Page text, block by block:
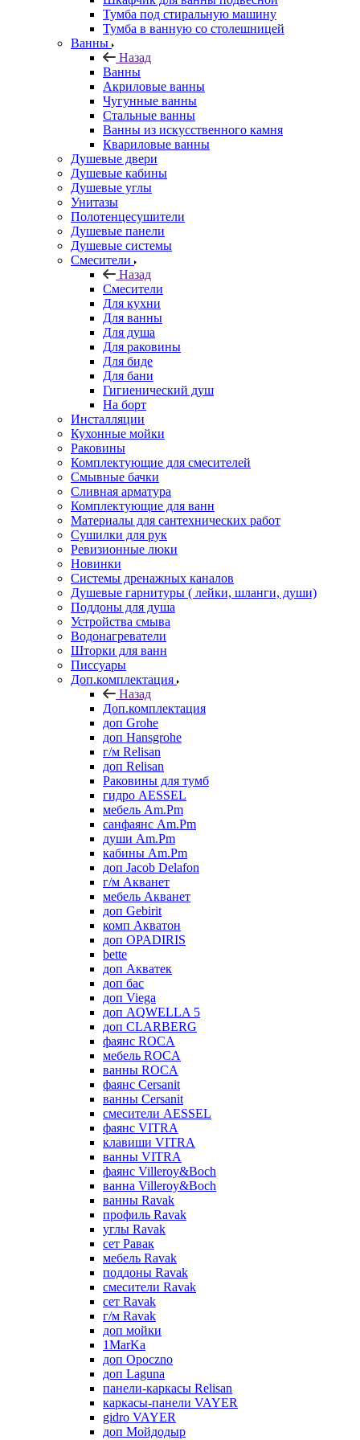
Тумба под стиральную машину
Тумба в ванную со столешницей
Ванны
Назад
Ванны
Акриловые ванны
Чугунные ванны
Стальные ванны
Ванны из искусственного камня
Квариловые ванны
Душевые двери
Душевые кабины
Душевые углы
Унитазы
Полотенцесушители
Душевые панели
Душевые системы
Смесители
Назад
Смесители
Для кухни
Для ванны
Для душа
Для раковины
Для биде
Для бани
Гигиенический душ
На борт
Инсталляции
Кухонные мойки
Раковины
Комплектующие для смесителей
Смывные бачки
Сливная арматура
Комплектующие для ванн
Материалы для сантехнических работ
Сушилки для рук
Ревизионные люки
Новинки
Системы дренажных каналов
Душевые гарнитуры ( лейки, шланги, души)
Поддоны для душа
Устройства смыва
Водонагреватели
Шторки для ванн
Писсуары
Доп.комплектация
Назад
Доп.комплектация
доп Grohe
доп Hansgrohe
г/м Relisan
доп Relisan
Раковины для тумб
гидро AESSEL
мебель Am.Pm
санфаянс Am.Pm
души Am.Pm
кабины Am.Pm
доп Jacob Delafon
г/м Акванет
мебель Акванет
доп Gebirit
комп Акватон
доп OPADIRIS
bette
доп Акватек
доп бас
доп Viega
доп AQWELLA 5
доп CLARBERG
фаянс ROCA
мебель ROCA
ванны ROCA
фаянс Cersanit
ванны Cersanit
смесители AESSEL
фаянс VITRA
клавиши VITRA
ванны VITRA
фаянс Villeroy&Boch
ванна Villeroy&Boch
ванны Ravak
профиль Ravak
углы Ravak
сет Равак
мебель Ravak
поддоны Ravak
смесители Ravak
сет Ravak
г/м Ravak
доп мойки
1MarKa
доп Opoczno
доп Laguna
панели-каркасы Relisan
каркасы-панели VAYER
gidro VAYER
доп Мойдодыр